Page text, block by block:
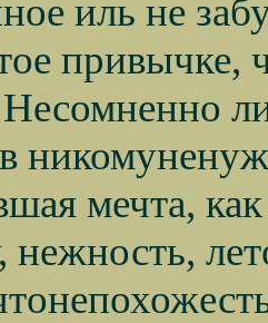
иль не
привычке,
Несомненно
мечта,
нежность,